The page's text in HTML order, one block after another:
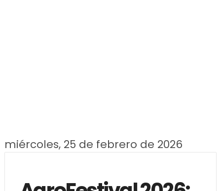
miércoles, 25 de febrero de 2026